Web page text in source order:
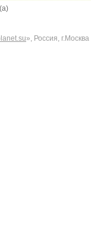
», Россия, г.Москва